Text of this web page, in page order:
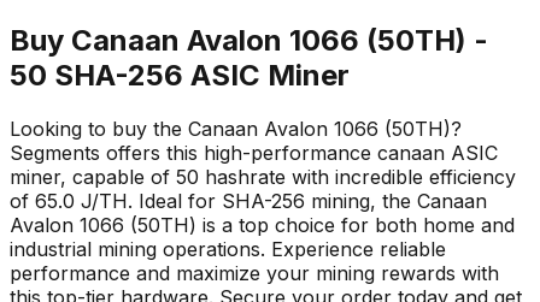
Buy Canaan Avalon 1066 (50TH) -
50 SHA-256 ASIC Miner
Looking to buy the Canaan Avalon 1066 (50TH)?
Segments offers this high-performance canaan ASIC
miner, capable of 50 hashrate with incredible efficiency
of 65.0 J/TH. Ideal for SHA-256 mining, the Canaan
Avalon 1066 (50TH) is a top choice for both home and
industrial mining operations. Experience reliable
performance and maximize your mining rewards with
this top-tier hardware. Secure your order today and get